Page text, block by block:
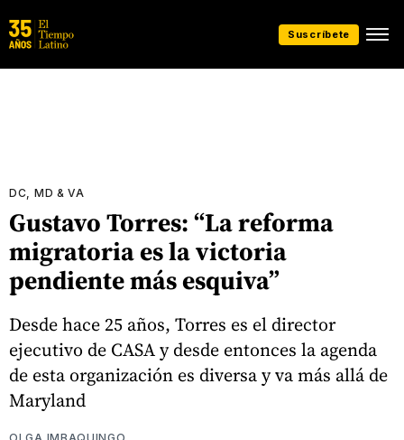
Suscríbete
DC, MD & VA
Gustavo Torres: “La reforma
migratoria es la victoria
pendiente más esquiva”
Desde hace 25 años, Torres es el director
ejecutivo de CASA y desde entonces la agenda
de esta organización es diversa y va más allá de
Maryland